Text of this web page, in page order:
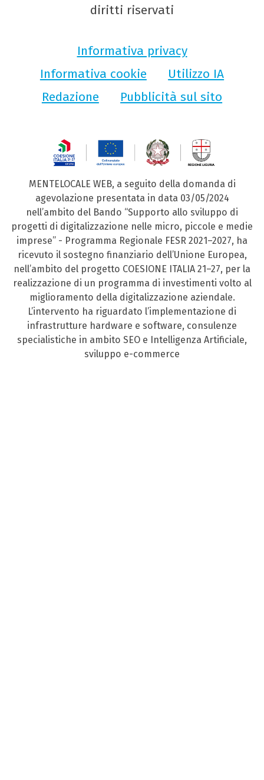
diritti riservati
Informativa privacy
Informativa cookie
Utilizzo IA
Redazione
Pubblicità sul sito
MENTELOCALE WEB, a seguito della domanda di
agevolazione presentata in data 03/05/2024
nell’ambito del Bando “Supporto allo sviluppo di
progetti di digitalizzazione nelle micro, piccole e medie
imprese” - Programma Regionale FESR 2021–2027, ha
ricevuto il sostegno finanziario dell’Unione Europea,
nell’ambito del progetto COESIONE ITALIA 21–27, per la
realizzazione di un programma di investimenti volto al
miglioramento della digitalizzazione aziendale.
L’intervento ha riguardato l’implementazione di
infrastrutture hardware e software, consulenze
specialistiche in ambito SEO e Intelligenza Artificiale,
sviluppo e-commerce